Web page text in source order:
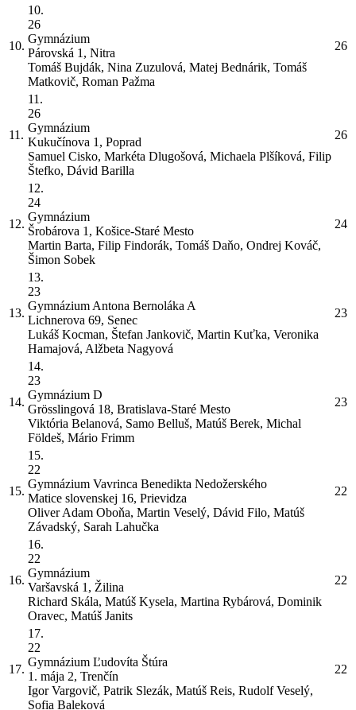
10.
10.
26
Gymnázium
Párovská 1, Nitra
Tomáš Bujdák, Nina Zuzulová, Matej Bednárik, Tomáš
Matkovič, Roman Pažma
26
11.
11.
26
Gymnázium
Kukučínova 1, Poprad
Samuel Cisko, Markéta Dlugošová, Michaela Plšíková, Filip
Štefko, Dávid Barilla
26
12.
12.
24
Gymnázium
Šrobárova 1, Košice-Staré Mesto
Martin Barta, Filip Findorák, Tomáš Daňo, Ondrej Kováč,
Šimon Sobek
24
13.
13.
23
Gymnázium Antona Bernoláka A
Lichnerova 69, Senec
Lukáš Kocman, Štefan Jankovič, Martin Kuťka, Veronika
Hamajová, Alžbeta Nagyová
23
14.
14.
23
Gymnázium D
Grösslingová 18, Bratislava-Staré Mesto
Viktória Belanová, Samo Belluš, Matúš Berek, Michal
Földeš, Mário Frimm
23
15.
15.
22
Gymnázium Vavrinca Benedikta Nedožerského
Matice slovenskej 16, Prievidza
Oliver Adam Oboňa, Martin Veselý, Dávid Filo, Matúš
Závadský, Sarah Lahučka
22
16.
16.
22
Gymnázium
Varšavská 1, Žilina
Richard Skála, Matúš Kysela, Martina Rybárová, Dominik
Oravec, Matúš Janits
22
17.
17.
22
Gymnázium Ľudovíta Štúra
1. mája 2, Trenčín
Igor Vargovič, Patrik Slezák, Matúš Reis, Rudolf Veselý,
Sofia Baleková
22